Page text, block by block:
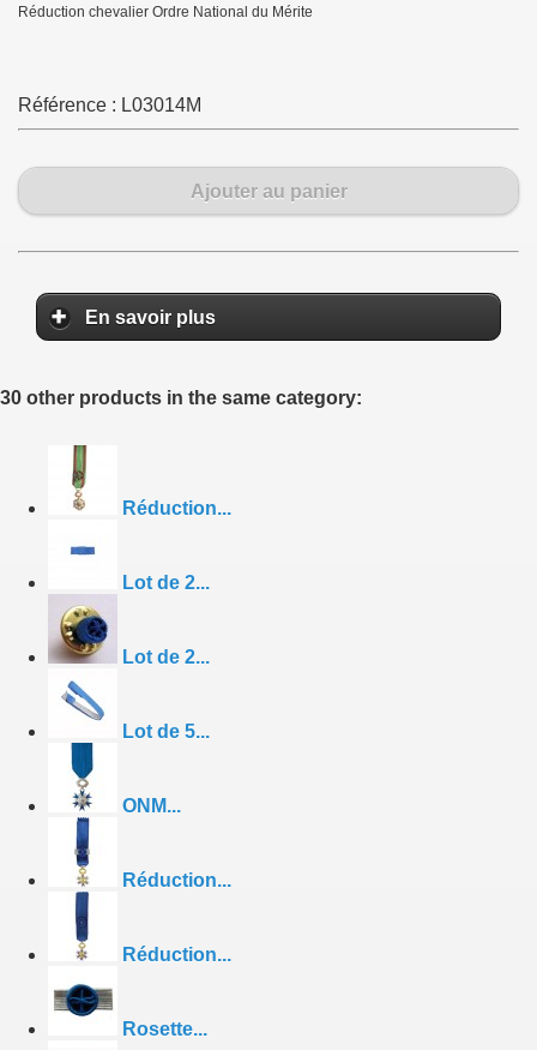
Réduction chevalier Ordre National du Mérite
Référence : L03014M
Ajouter au panier
En savoir plus
30 other products in the same category:
Réduction...
Lot de 2...
Lot de 2...
Lot de 5...
ONM...
Réduction...
Réduction...
Rosette...